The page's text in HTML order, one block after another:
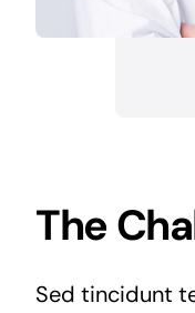
The
Sed tincidunt